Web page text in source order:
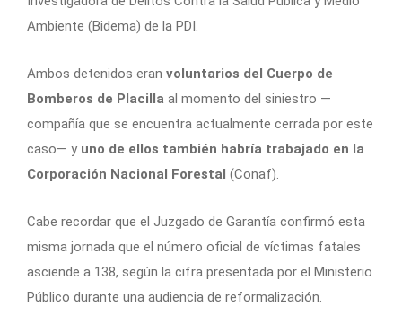
Ambiente (Bidema) de la PDI.
Ambos detenidos eran voluntarios del Cuerpo de
Bomberos de Placilla al momento del siniestro —
compañía que se encuentra actualmente cerrada por este
caso— y uno de ellos también habría trabajado en la
Corporación Nacional Forestal (Conaf).
Cabe recordar que el Juzgado de Garantía confirmó esta
misma jornada que el número oficial de víctimas fatales
asciende a 138, según la cifra presentada por el Ministerio
Público durante una audiencia de reformalización.